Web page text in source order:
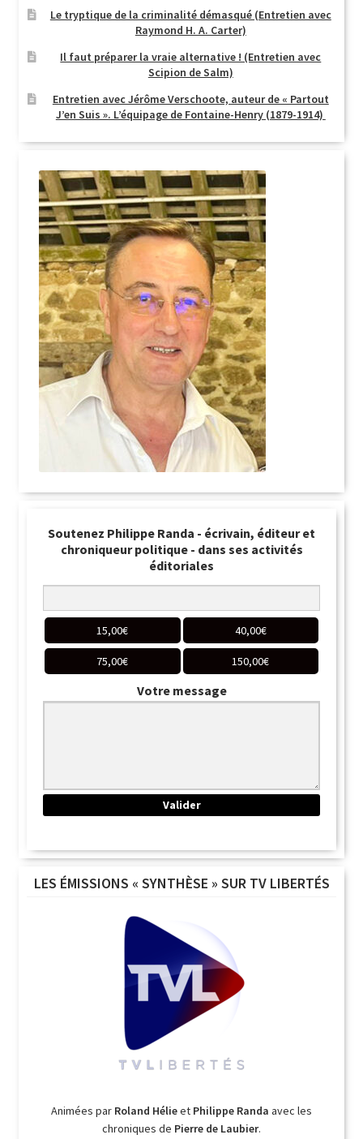
Le tryptique de la criminalité démasqué (Entretien avec
Raymond H. A. Carter)
Il faut préparer la vraie alternative ! (Entretien avec
Scipion de Salm)
Entretien avec Jérôme Verschoote, auteur de « Partout
J’en Suis ». L’équipage de Fontaine-Henry (1879-1914)
Soutenez Philippe Randa - écrivain, éditeur et
chroniqueur politique - dans ses activités
éditoriales
15,00€ 40,00€
75,00€ 150,00€
Votre message
LES ÉMISSIONS « SYNTHÈSE » SUR TV LIBERTÉS
Animées par Roland Hélieet Philippe Randa avec les
chroniques de Pierre de Laubier.